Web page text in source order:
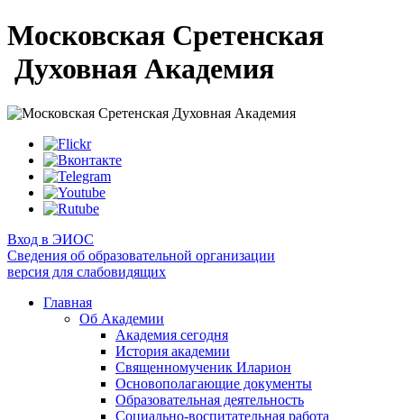
Московская Сретенская
Духовная Академия
Вход в ЭИОС
Сведения об образовательной организации
версия для слабовидящих
Главная
Об Академии
Академия сегодня
История академии
Священномученик Иларион
Основополагающие документы
Образовательная деятельность
Социально-воспитательная работа